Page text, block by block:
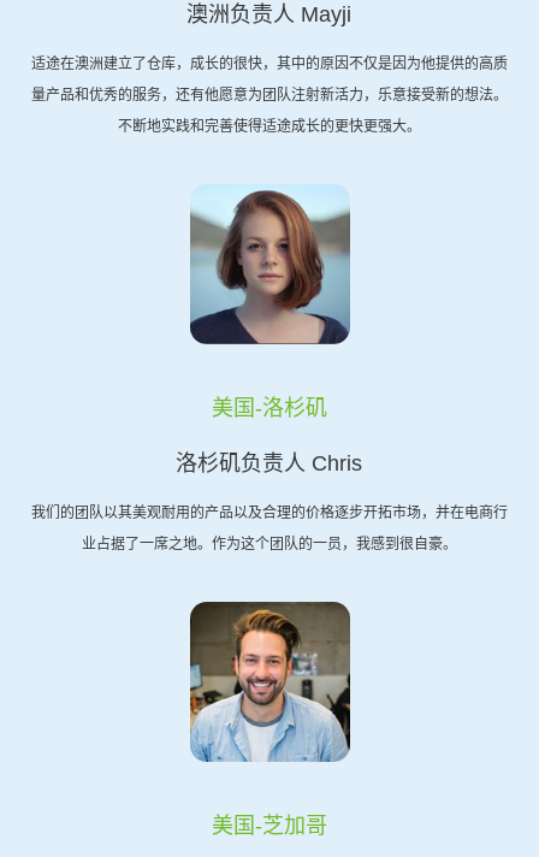
澳洲负责人 Mayji
适途在澳洲建立了仓库，成长的很快，其中的原因不仅是因为他提供的高质
量产品和优秀的服务，还有他愿意为团队注射新活力，乐意接受新的想法。
不断地实践和完善使得适途成长的更快更强大。
美国-洛杉矶
洛杉矶负责人 Chris
我们的团队以其美观耐用的产品以及合理的价格逐步开拓市场，并在电商行
业占据了一席之地。作为这个团队的一员，我感到很自豪。
美国-芝加哥